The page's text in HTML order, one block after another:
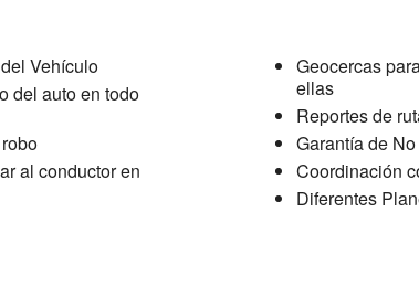
Vehículo
del auto en todo
al conductor en
Geocercas
ellas
Reportes de
Garantía de
Coordinación
Diferentes